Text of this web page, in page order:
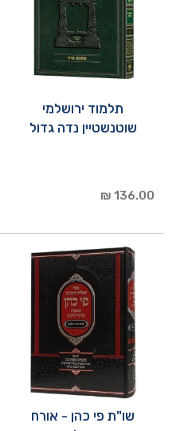
תלמוד ירושלמי
שוטנשטיין נדה גדול
136.00 ₪
שו"ת פי כהן - אורח